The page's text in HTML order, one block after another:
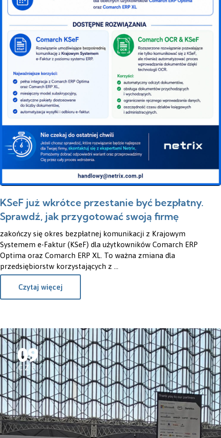
KSeF już wkrótce przestanie być bezpłatny.
Sprawdź, jak przygotować swoją firmę
zakończy się okres bezpłatnej komunikacji z Krajowym
Systemem e-Faktur (KSeF) dla użytkowników Comarch ERP
Optima oraz Comarch ERP XL. To ważna zmiana dla
przedsiębiorstw korzystających z ...
Czytaj więcej
09
CZE